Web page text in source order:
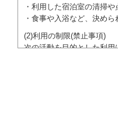
・利用した宿泊室の清掃
・食事や入浴など、決め
(2)利用の制限(禁止事項)
次の活動を目的とした利用
●特定の政党を支持、ま
●特定の宗教を支持、ま
域での勧誘活動を行った